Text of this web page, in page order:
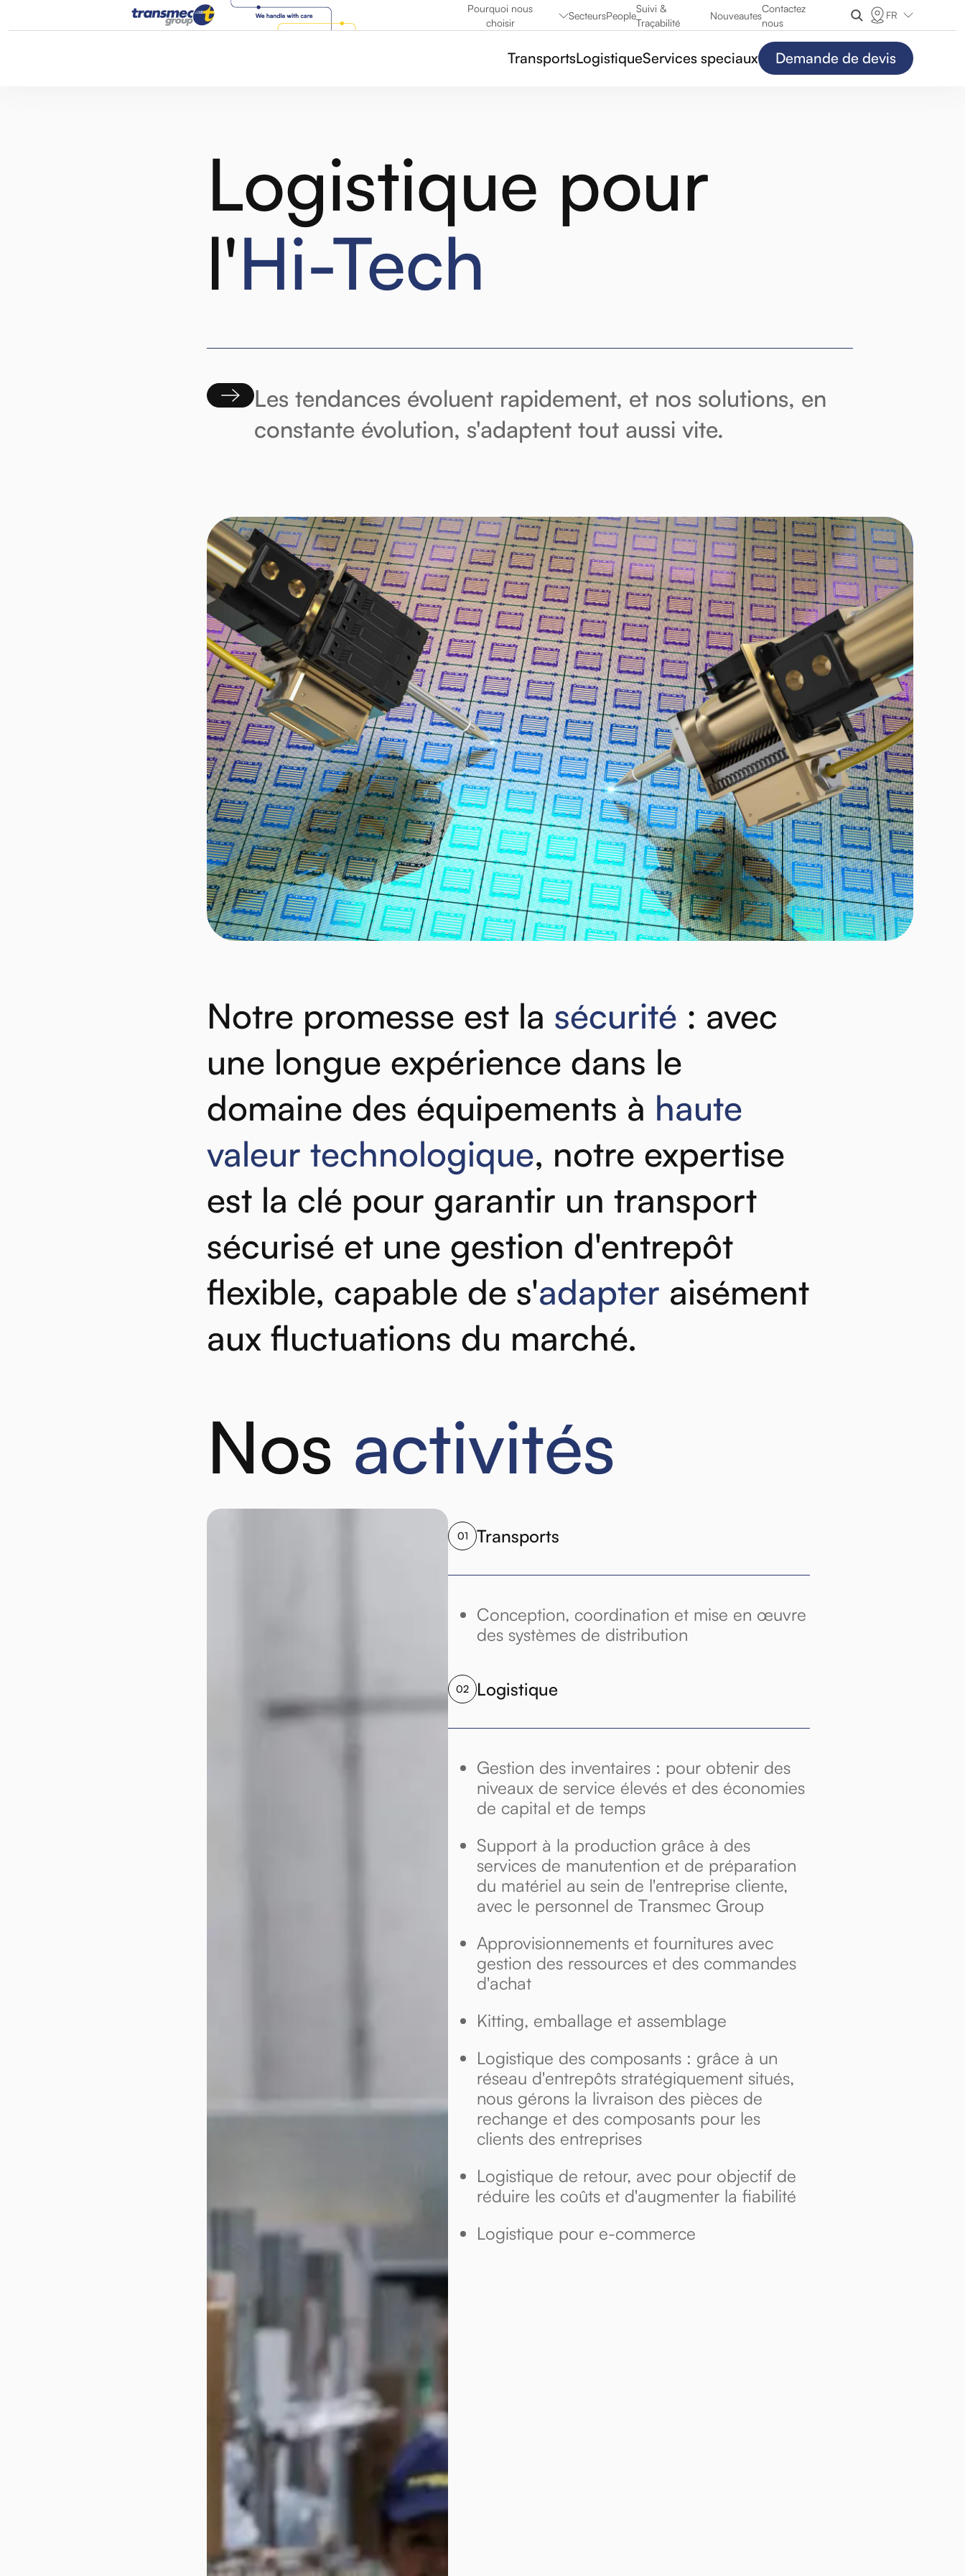
Pourquoi nous
choisir
SecteursPeople
Suivi &
Traçabilité
Nouveautes
Contactez
nous
FR
TransportsLogistiqueServices speciaux Demande de devis
Logistique pour
l'Hi-Tech
Les tendances évoluent rapidement, et nos solutions, en
constante évolution, s'adaptent tout aussi vite.
Notre promesse est la sécurité : avec
une longue expérience dans le
domaine des équipements à haute
valeur technologique, notre expertise
est la clé pour garantir un transport
sécurisé et une gestion d'entrepôt
flexible, capable de s'adapter aisément
aux fluctuations du marché.
Nos activités
01 Transports
Conception, coordination et mise en œuvre
des systèmes de distribution
02 Logistique
Gestion des inventaires : pour obtenir des
niveaux de service élevés et des économies
de capital et de temps
Support à la production grâce à des
services de manutention et de préparation
du matériel au sein de l'entreprise cliente,
avec le personnel de Transmec Group
Approvisionnements et fournitures avec
gestion des ressources et des commandes
d'achat
Kitting, emballage et assemblage
Logistique des composants : grâce à un
réseau d'entrepôts stratégiquement situés,
nous gérons la livraison des pièces de
rechange et des composants pour les
clients des entreprises
Logistique de retour, avec pour objectif de
réduire les coûts et d'augmenter la fiabilité
Logistique pour e-commerce